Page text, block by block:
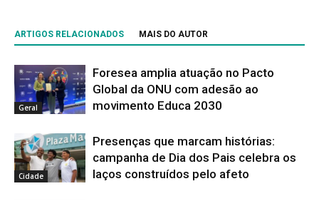
ARTIGOS RELACIONADOS MAIS DO AUTOR
Geral
Foresea amplia atuação no Pacto
Global da ONU com adesão ao
movimento Educa 2030
Cidade
Presenças que marcam histórias:
campanha de Dia dos Pais celebra os
laços construídos pelo afeto